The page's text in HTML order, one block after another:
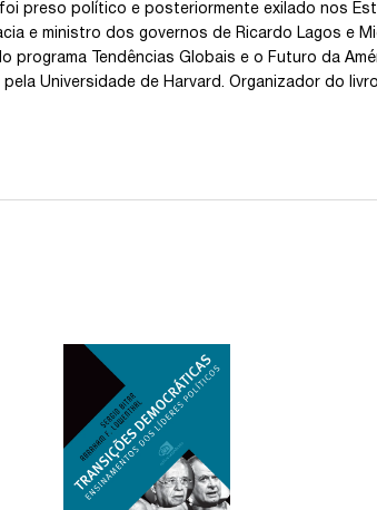
preso político e posteriormente exilado nos
e ministro dos governos de Ricardo Lagos e
programa Tendências Globais e o Futuro da
pela Universidade de Harvard. Organizador do